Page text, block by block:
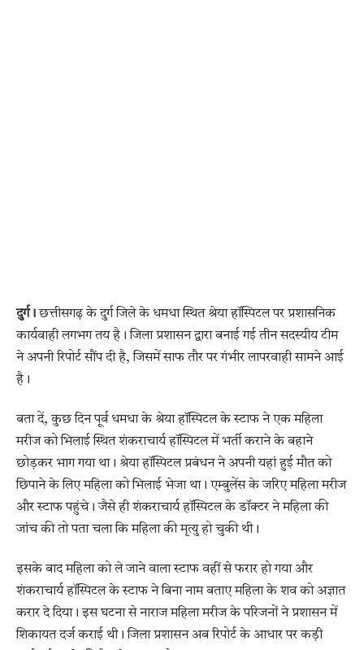
दुर्ग। छत्तीसगढ़ के दुर्ग जिले के धमधा स्थित श्रेया हॉस्पिटल पर प्रशासनिक
कार्यवाही लगभग तय है। जिला प्रशासन द्वारा बनाई गई तीन सदस्यीय टीम
ने अपनी रिपोर्ट सौंप दी है, जिसमें साफ तौर पर गंभीर लापरवाही सामने आई
है।
बता दें, कुछ दिन पूर्व धमधा के श्रेया हॉस्पिटल के स्टाफ ने एक महिला
मरीज को भिलाई स्थित शंकराचार्य हॉस्पिटल में भर्ती कराने के बहाने
छोड़कर भाग गया था। श्रेया हॉस्पिटल प्रबंधन ने अपनी यहां हुई मौत को
छिपाने के लिए महिला को भिलाई भेजा था। एम्बुलेंस के जरिए महिला मरीज
और स्टाफ पहुंचे। जैसे ही शंकराचार्य हॉस्पिटल के डॉक्टर ने महिला की
जांच की तो पता चला कि महिला की मृत्यु हो चुकी थी।
इसके बाद महिला को ले जाने वाला स्टाफ वहीं से फरार हो गया और
शंकराचार्य हॉस्पिटल के स्टाफ ने बिना नाम बताए महिला के शव को अज्ञात
करार दे दिया। इस घटना से नाराज महिला मरीज के परिजनों ने प्रशासन में
शिकायत दर्ज कराई थी। जिला प्रशासन अब रिपोर्ट के आधार पर कड़ी